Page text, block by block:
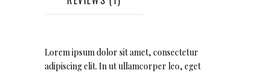
Lorem ipsum dolor sit amet, consectetur
adipiscing elit. In ut ullamcorper leo, eget